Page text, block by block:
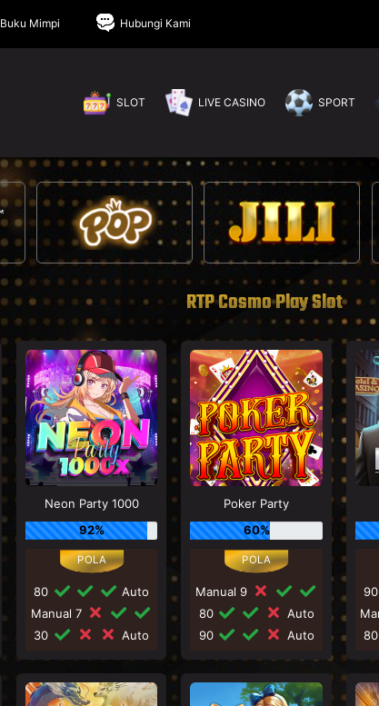
Buku Mimpi Hubungi Kami
SLOT LIVE CASINO SPORT
RTP Cosmo Play Slot
Neon Party 1000
92%
80
Auto
Manual 7
30
Auto
Poker Party
60%
Manual 9
80
Auto
90
Auto
90
80